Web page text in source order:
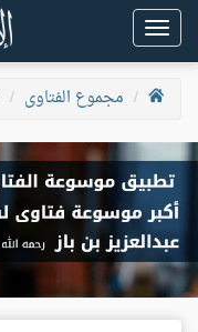
Toggle
navigation
مجموع الفتاوى